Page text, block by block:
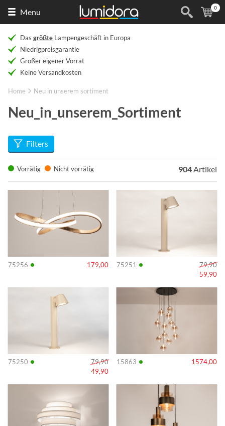
Menu (
0
Das größte Lampengeschäft in Europa
Niedrigpreisgarantie
Großer eigener Vorrat
Keine Versandkosten
Home Neu in unserem sortiment
Neu_in_unserem_Sortiment
Filters
Vorrätig Nicht vorrätig 904Artikel
75256 • 179,00
Info
75251 •
79,90
59,90
Info
75250 •
79,90
49,90
Info
15863 • 1574,00
Info
Info Info